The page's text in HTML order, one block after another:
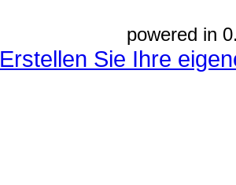
powered in
Erstellen Sie Ihre